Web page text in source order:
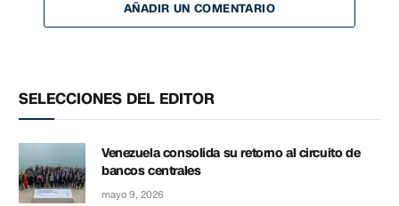
AÑADIR UN COMENTARIO
SELECCIONES DEL EDITOR
Venezuela consolida su retorno al circuito de
bancos centrales
mayo 9, 2026